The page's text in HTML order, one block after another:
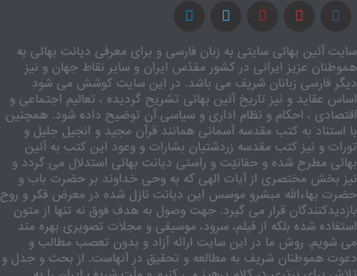
سایت آئین بهائی سایتی به زبان فارسی و برای معرفی دیانت بهائی به
هموطنان عزیز ایرانی در کشور مقدّس ایران و سایر نقاط جهان و نیز
دیگر فارسی زبانان شریف می باشد. در این سایت کوشش می شود
اساس عقاید و نیز تاریخ آئین بهائی تشریح گردیده ، تعالیم اجتماعی و
اقتصادی ، احکام و نظام اداری و سیاسی آن توضیح داده شود. همچنین
با استناد به کتب مقدسه آسمانی همانند قرآن مجید و انجیل جلیل و
تورات و نیز کتب مقدسه زردشتیان بشارات و وعود این کتب به آئین
بهائی مطرح شده و حقانیّت و راستی دیانت بهائی استدلال می گردد و
نیز بخش مختصری از آیات الهی که به وحی خداوند بر حضرت باب و
حضرت بهاءالله مبشرو موسس این دیانت نازل شده در معرض فکر و روح
بازدیدکنندگان قرار می گیرد. جهت وصول به هدف فوق نه تنها از متون
استفاده شده بلکه از فیلم، سرود، موسیقی و مجلات تصویری بهره مند
می شویم. روش ما در این سایت ارائه آزاد و بدون تعصب مطالب و
دعوت هموطنان شریف به مطالعه و تحقیق در آنهاست. از بحث و جدل و